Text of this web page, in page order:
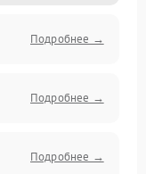
Подробнее →
Подробнее →
Подробнее →